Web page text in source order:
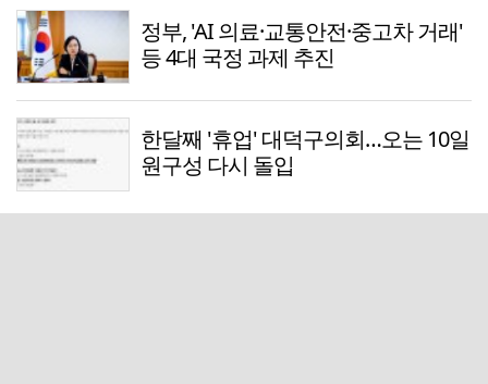
정부, 'AI 의료·교통안전·중고차 거래'
등 4대 국정 과제 추진
한달째 '휴업' 대덕구의회…오는 10일
원구성 다시 돌입